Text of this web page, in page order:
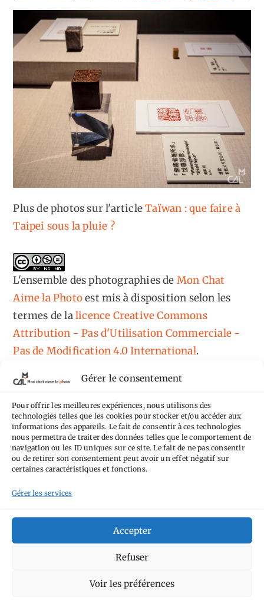
Gérer le consentement
Pour offrir les meilleures expériences, nous utilisons des
technologies telles que les cookies pour stocker et/ou accéder aux
informations des appareils. Le fait de consentir à ces technologies
nous permettra de traiter des données telles que le comportement de
navigation ou les ID uniques sur ce site. Le fait de ne pas consentir
ou de retirer son consentement peut avoir un effet négatif sur
certaines caractéristiques et fonctions.
Gérer les services
Accepter
Refuser
Voir les préférences
Plus de photos sur l'articleTaïwan : que faire à
Taipei sous la pluie ?
L'ensemble des photographiesde Mon Chat
Aime la Photoest mis à disposition selon les
termes de lalicence Creative Commons
Attribution - Pas d'Utilisation Commerciale -
Pas de Modification 4.0 International.
Tags
Anti tourisme
perchéCircuitDanemarkEspagne
Academy Hauts-de-France Hébergement JaponJournées
Olympus OM-D E-M5